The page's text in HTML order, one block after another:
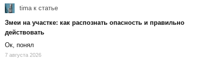
tima к статье
Змеи на участке: как распознать опасность и правильно
действовать
Ок, понял
7 августа 2026